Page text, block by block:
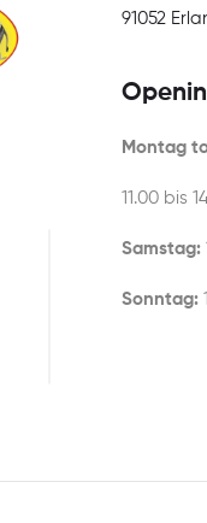
91052
Montag
11.00 bis
Samstag:
Sonntag: